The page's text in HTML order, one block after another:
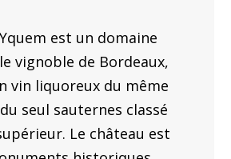
est un domaine
vignoble de Bordeaux,
vin liquoreux du même
seul sauternes classé
Le château est